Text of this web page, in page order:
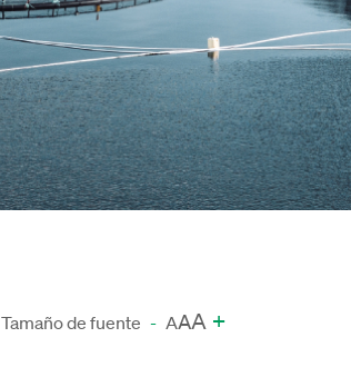
Tamaño de fuente - AAA +